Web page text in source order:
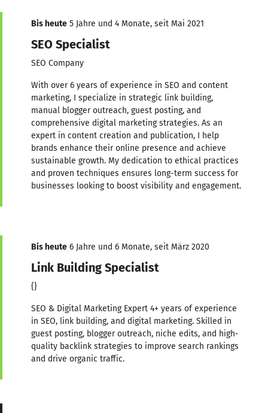
Bis heute 5 Jahre und 4 Monate, seit Mai 2021
SEO Specialist
SEO Company
With over 6 years of experience in SEO and content
marketing, I specialize in strategic link building,
manual blogger outreach, guest posting, and
comprehensive digital marketing strategies. As an
expert in content creation and publication, I help
brands enhance their online presence and achieve
sustainable growth. My dedication to ethical practices
and proven techniques ensures long-term success for
businesses looking to boost visibility and engagement.
Bis heute 6 Jahre und 6 Monate, seit März 2020
Link Building Specialist
{}
SEO & Digital Marketing Expert 4+ years of experience
in SEO, link building, and digital marketing. Skilled in
guest posting, blogger outreach, niche edits, and high-
quality backlink strategies to improve search rankings
and drive organic traffic.